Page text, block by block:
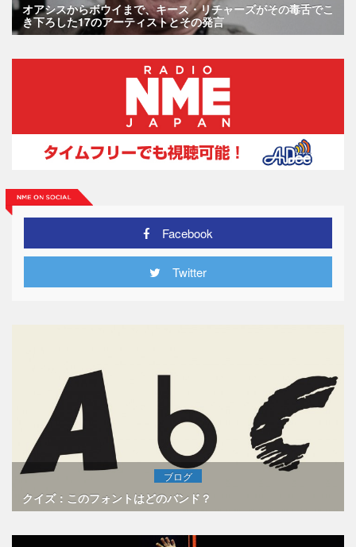
オアシスからボウイまで、キース・リチャーズがその毒舌でこ
き下ろした17のアーティストとその発言
Facebook
Twitter
ブログ
クイズ：このフォントはどのバンド？